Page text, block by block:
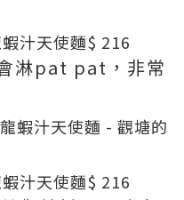
汁天使麵$ 216
淋pat pat，非常
汁天使麵$ 216